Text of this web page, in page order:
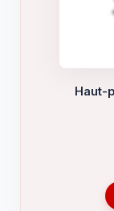
Haut-